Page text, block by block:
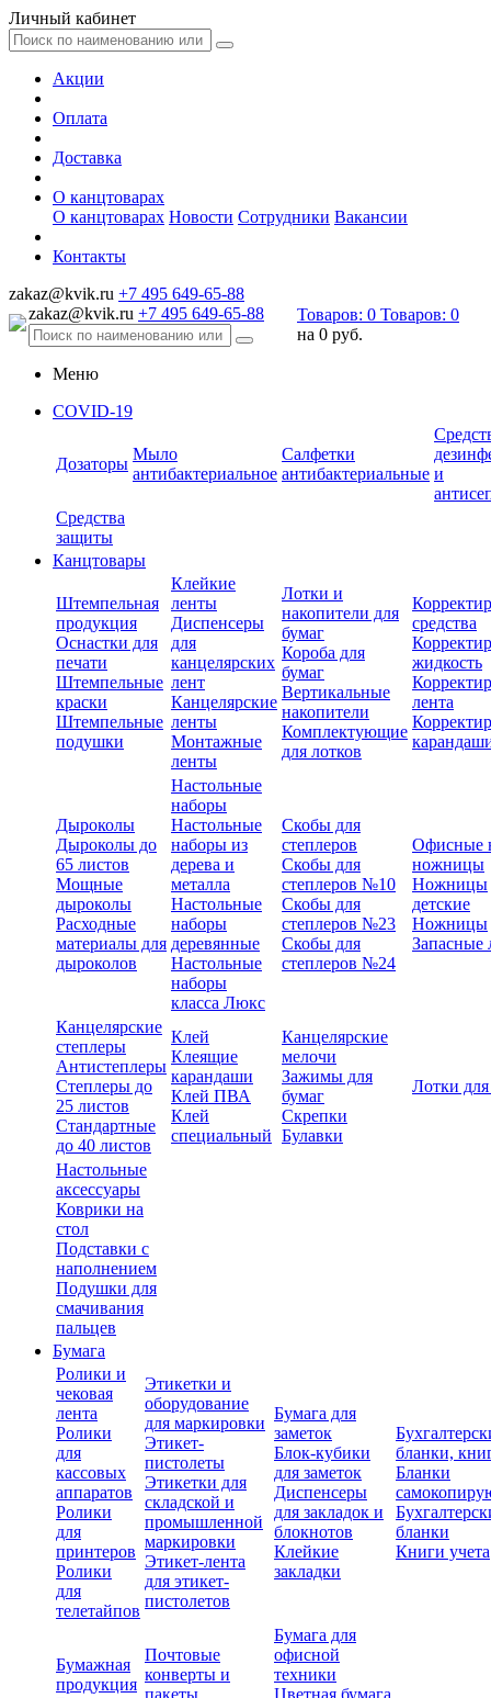
Личный кабинет
Акции
Оплата
Доставка
О канцтоварах
О канцтоварах Новости Сотрудники Вакансии
Контакты
zakaz@kvik.ru +7 495 649-65-88
zakaz@kvik.ru +7 495 649-65-88 Товаров: 0 Товаров: 0
на 0 руб.
Меню
COVID-19
Дозаторы
Мыло
антибактериальное
Салфетки
антибактериальные и
Средства
защиты
Канцтовары
Штемпельная
продукция
Оснастки для
печати
Штемпельные
краски
Штемпельные
подушки
Клейкие
ленты
Диспенсеры
для
канцелярских
лент
Канцелярские
ленты
Монтажные
ленты
Лотки и
накопители для
бумаг
Короба для
бумаг
Вертикальные
накопители
Комплектующие
для лотков
средства
жидкость
лента
Дыроколы
Дыроколы до
65 листов
Мощные
дыроколы
Расходные
материалы для
дыроколов
Настольные
наборы
Настольные
наборы из
дерева и
металла
Настольные
наборы
деревянные
Настольные
наборы
класса Люкс
Скобы для
степлеров
Скобы для
степлеров №10
Скобы для
степлеров №23
Скобы для
степлеров №24
Офисные
ножницы
Ножницы
детские
Ножницы
Запасные
Канцелярские
степлеры
Антистеплеры
Степлеры до
25 листов
Стандартные
до 40 листов
Клей
Клеящие
карандаши
Клей ПВА
Клей
специальный
Канцелярские
мелочи
Зажимы для
бумаг
Скрепки
Булавки
Лотки
Настольные
аксессуары
Коврики на
стол
Подставки с
наполнением
Подушки для
смачивания
пальцев
Бумага
Ролики и
чековая
лента
Ролики
для
кассовых
аппаратов
Ролики
для
принтеров
Ролики
для
телетайпов
Этикетки и
оборудование
для маркировки
Этикет-
пистолеты
Этикетки для
складской и
промышленной
маркировки
Этикет-лента
для этикет-
пистолетов
Бумага для
заметок
Блок-кубики
для заметок
Диспенсеры
для закладок и
блокнотов
Клейкие
закладки
бланки,
Бланки
бланки
Книги учета
Бумажная
продукция
Почтовые
конверты и
пакеты
Бумага для
офисной
техники
Цветная бумага